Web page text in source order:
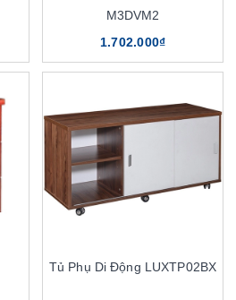
M3DVM2
1.702.000₫
Tủ Phụ Di Động LUXTP02BX